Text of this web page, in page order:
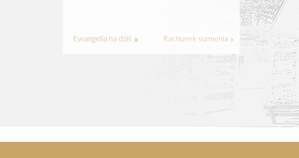
Ewangelia na dziś Rachunek sumienia